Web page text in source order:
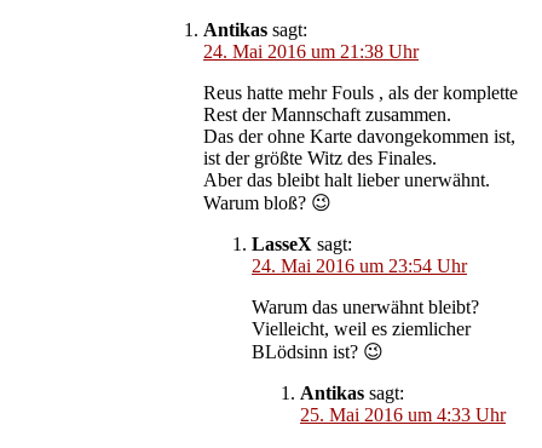
Antikas sagt:
24. Mai 2016 um 21:38 Uhr
Reus hatte mehr Fouls , als der komplette
Rest der Mannschaft zusammen.
Das der ohne Karte davongekommen ist,
ist der größte Witz des Finales.
Aber das bleibt halt lieber unerwähnt.
Warum bloß? 😉
LasseX sagt:
24. Mai 2016 um 23:54 Uhr
Warum das unerwähnt bleibt?
Vielleicht, weil es ziemlicher
BLödsinn ist? 😉
Antikas sagt:
25. Mai 2016 um 4:33 Uhr